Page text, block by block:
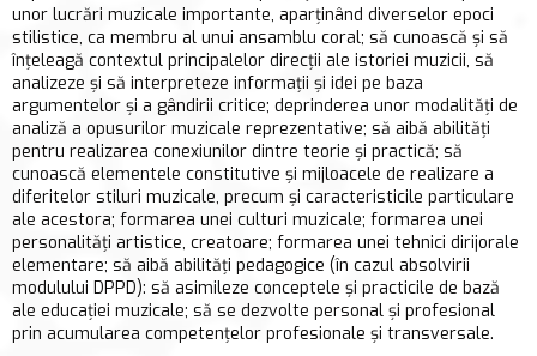
unor lucrări muzicale importante, aparținând diverselor epoci
stilistice, ca membru al unui ansamblu coral; să cunoască și să
înțeleagă contextul principalelor direcții ale istoriei muzicii, să
analizeze și să interpreteze informații și idei pe baza
argumentelor și a gândirii critice; deprinderea unor modalități de
analiză a opusurilor muzicale reprezentative; să aibă abilități
pentru realizarea conexiunilor dintre teorie și practică; să
cunoască elementele constitutive și mijloacele de realizare a
diferitelor stiluri muzicale, precum și caracteristicile particulare
ale acestora; formarea unei culturi muzicale; formarea unei
personalități artistice, creatoare; formarea unei tehnici dirijorale
elementare; să aibă abilități pedagogice (în cazul absolvirii
modulului DPPD): să asimileze conceptele și practicile de bază
ale educației muzicale; să se dezvolte personal și profesional
prin acumularea competențelor profesionale și transversale.